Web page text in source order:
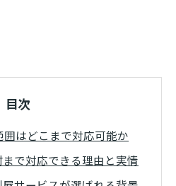
目次
はどこまで対応可能か
で対応できる理由と実情